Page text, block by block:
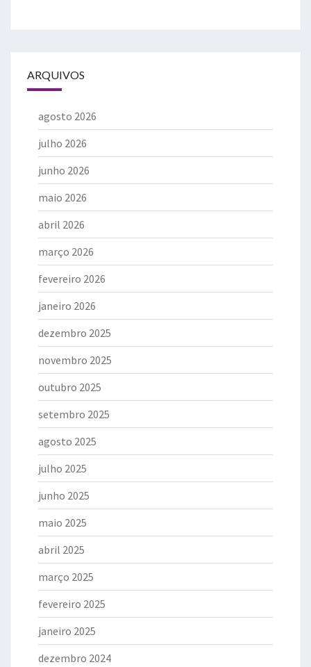
ARQUIVOS
agosto 2026
julho 2026
junho 2026
maio 2026
abril 2026
março 2026
fevereiro 2026
janeiro 2026
dezembro 2025
novembro 2025
outubro 2025
setembro 2025
agosto 2025
julho 2025
junho 2025
maio 2025
abril 2025
março 2025
fevereiro 2025
janeiro 2025
dezembro 2024